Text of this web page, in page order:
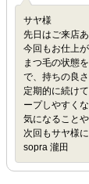
サヤ様
先日はご来店
今回もお仕上
まつ毛の状態
で、持ちの良
定期的に続け
ープしやすく
気になること
次回もサヤ様
sopra 瀧田